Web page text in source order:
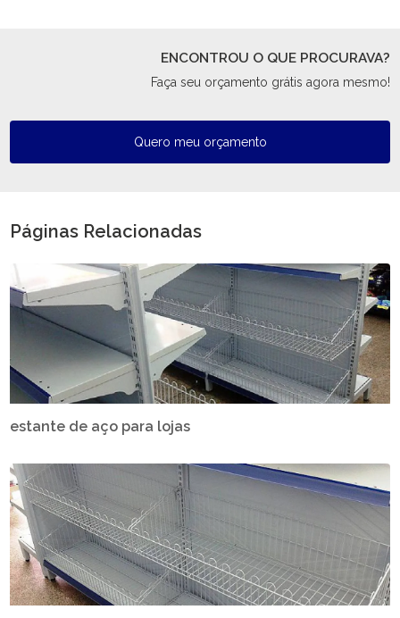
ENCONTROU O QUE PROCURAVA?
Faça seu orçamento grátis agora mesmo!
Quero meu orçamento
Páginas Relacionadas
estante de aço para lojas